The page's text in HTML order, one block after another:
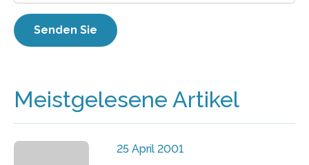
Meistgelesene Artikel
25 April 2001